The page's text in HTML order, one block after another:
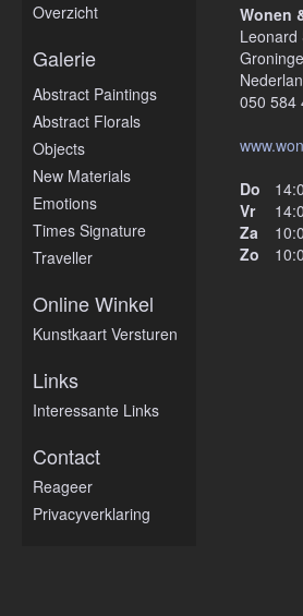
Wonen
Leonard
050 584
Do
Vr
Za
Zo
Overzicht
Galerie
Abstract Paintings
Abstract Florals
Objects
New Materials
Emotions
Times Signature
Traveller
Online Winkel
Kunstkaart Versturen
Links
Interessante Links
Contact
Reageer
Privacyverklaring